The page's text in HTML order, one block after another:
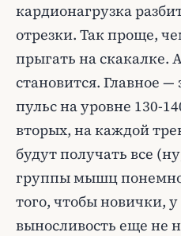
кардионагрузка
отрезки. Так проще,
прыгать на
становится. Главное
пульс на уровне 130-
вторых, на каждой
будут получать все
группы мышц
того, чтобы новички,
выносливость еще не